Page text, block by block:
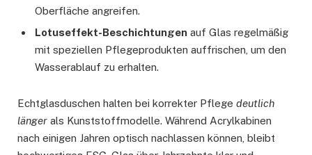
Oberfläche angreifen.
Lotuseffekt-Beschichtungen auf Glas regelmäßig
mit speziellen Pflegeprodukten auffrischen, um den
Wasserablauf zu erhalten.
Echtglasduschen halten bei korrekter Pflege deutlich
länger als Kunststoffmodelle. Während Acrylkabinen
nach einigen Jahren optisch nachlassen können, bleibt